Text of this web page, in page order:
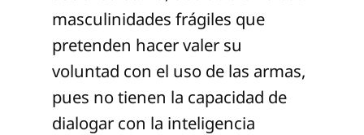
masculinidades frágiles que
pretenden hacer valer su
voluntad con el uso de las armas,
pues no tienen la capacidad de
dialogar con la inteligencia